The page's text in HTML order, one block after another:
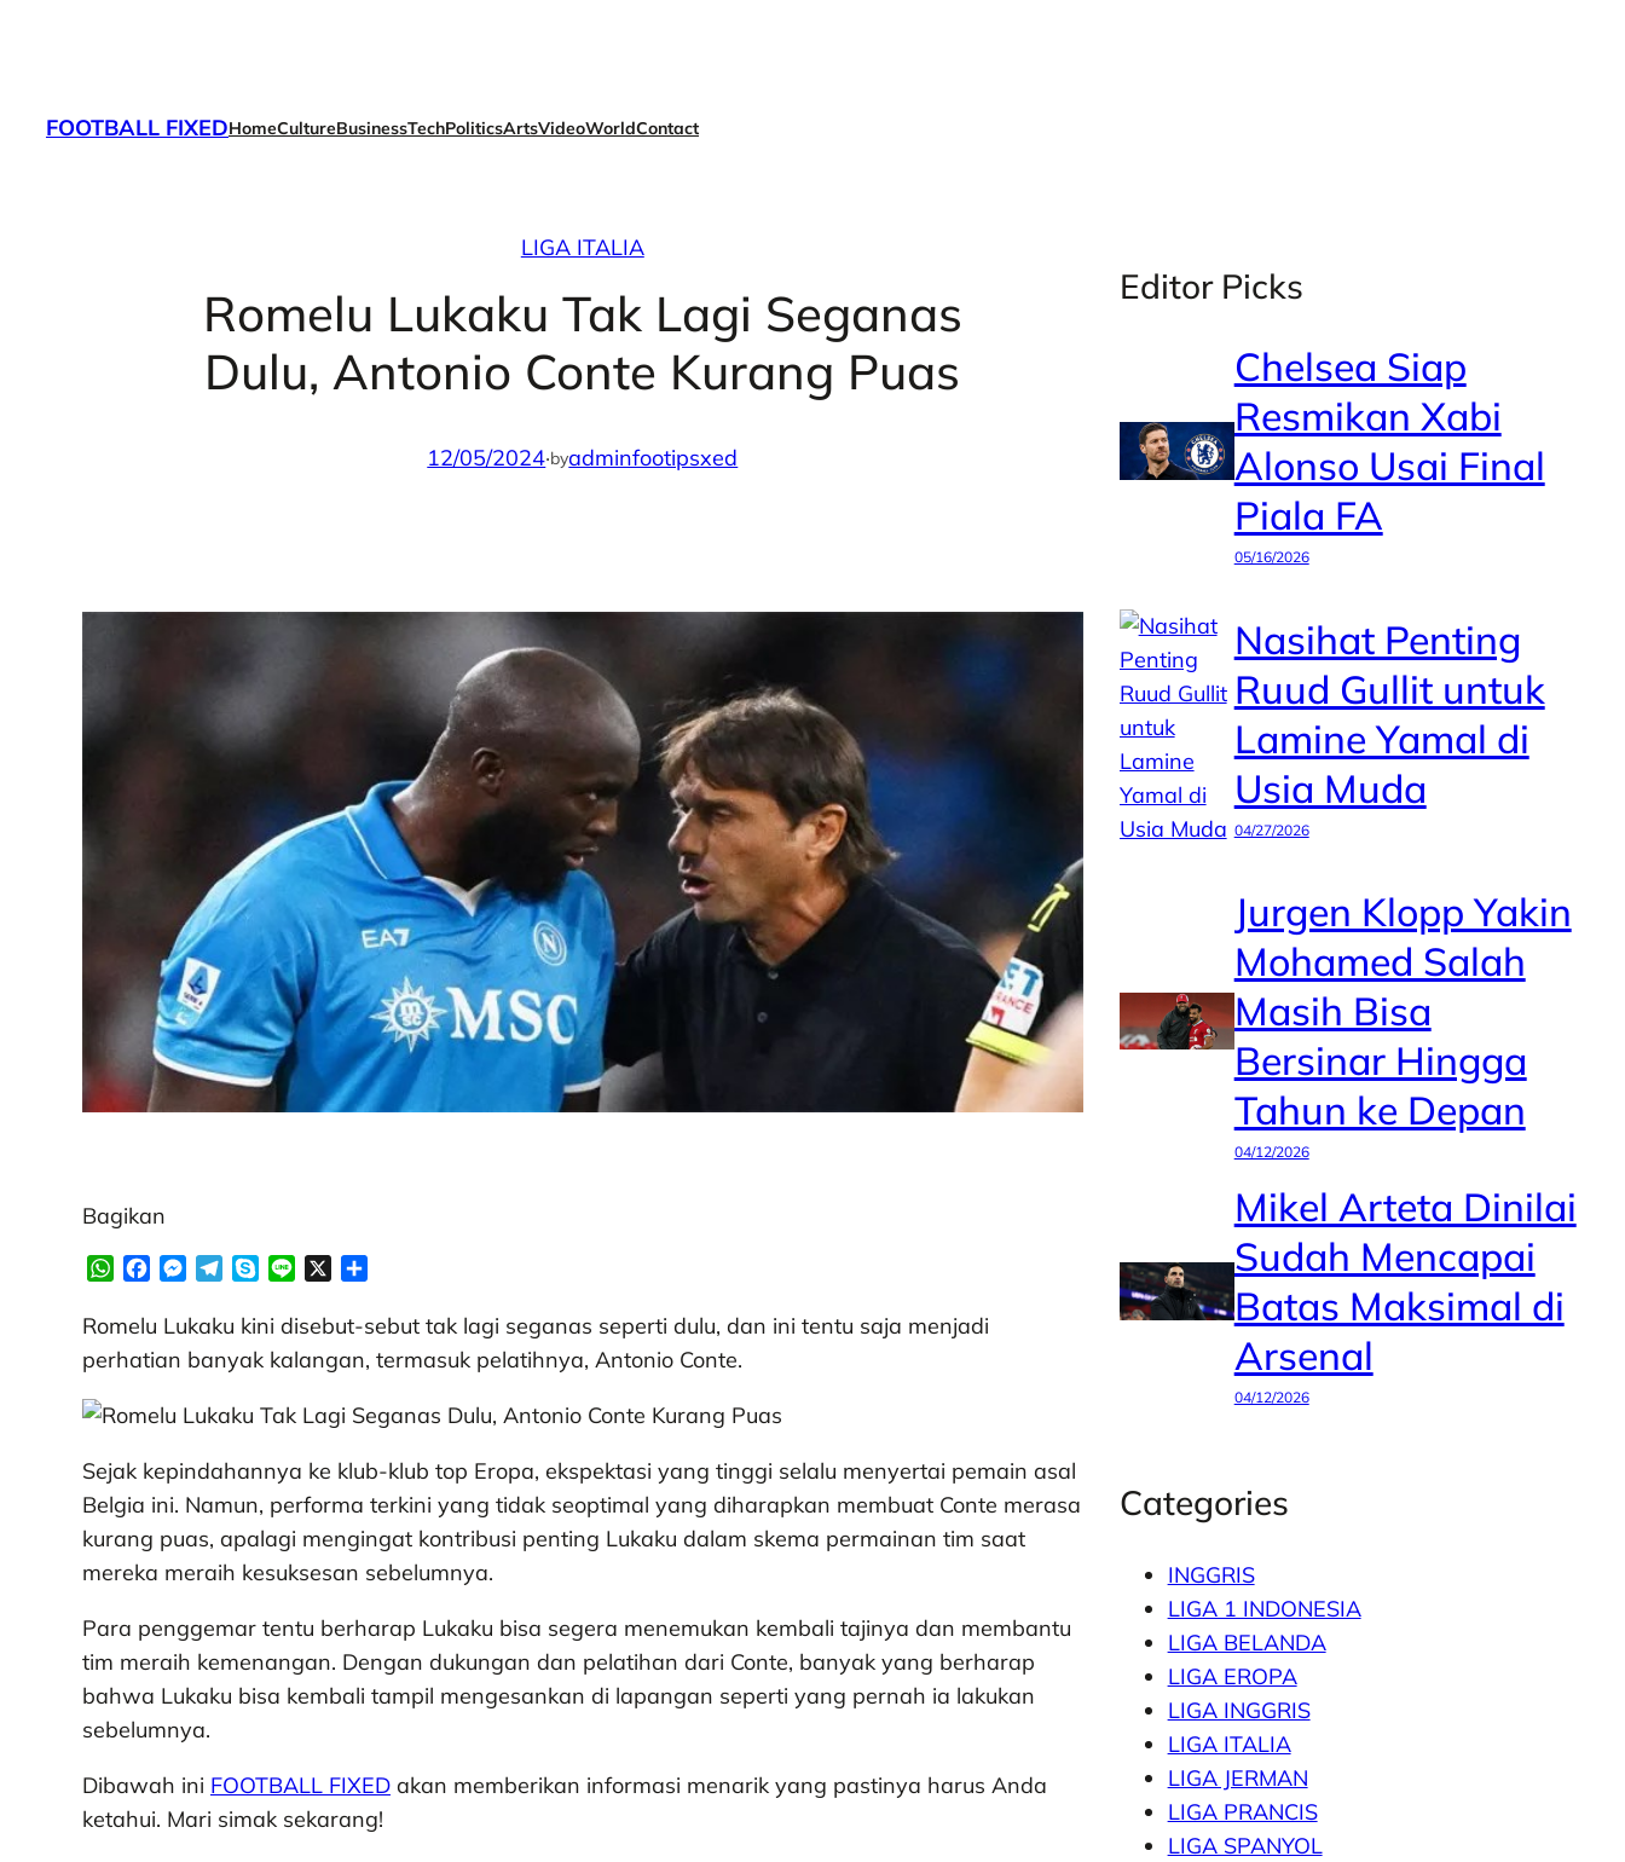
FOOTBALL FIXEDHomeCultureBusinessTechPoliticsArtsVideoWorldContact
LIGA ITALIA
Romelu Lukaku Tak Lagi Seganas
Dulu, Antonio Conte Kurang Puas
12/05/2024·byadminfootipsxed
Bagikan
W
a
t
s
p
c
e
b
o
M
s
s
e
g
r
l
g
a
y
e
n
e
a
e
Romelu Lukaku kini disebut-sebut tak lagi seganas seperti dulu, dan ini tentu saja menjadi
perhatian banyak kalangan, termasuk pelatihnya, Antonio Conte.
Sejak kepindahannya ke klub-klub top Eropa, ekspektasi yang tinggi selalu menyertai pemain asal
Belgia ini. Namun, performa terkini yang tidak seoptimal yang diharapkan membuat Conte merasa
kurang puas, apalagi mengingat kontribusi penting Lukaku dalam skema permainan tim saat
mereka meraih kesuksesan sebelumnya.
Para penggemar tentu berharap Lukaku bisa segera menemukan kembali tajinya dan membantu
tim meraih kemenangan. Dengan dukungan dan pelatihan dari Conte, banyak yang berharap
bahwa Lukaku bisa kembali tampil mengesankan di lapangan seperti yang pernah ia lakukan
sebelumnya.
Dibawah ini FOOTBALL FIXEDakan memberikan informasi menarik yang pastinya harus Anda
ketahui. Mari simak sekarang!
Editor Picks
Chelsea Siap
Resmikan Xabi
Alonso Usai Final
Piala FA
05/16/2026
Nasihat Penting
Ruud Gullit untuk
Lamine Yamal di
Usia Muda
04/27/2026
Jurgen Klopp Yakin
Mohamed Salah
Masih Bisa
Bersinar Hingga
Tahun ke Depan
04/12/2026
Mikel Arteta Dinilai
Sudah Mencapai
Batas Maksimal di
Arsenal
04/12/2026
Categories
INGGRIS
LIGA 1 INDONESIA
LIGA BELANDA
LIGA EROPA
LIGA INGGRIS
LIGA ITALIA
LIGA JERMAN
LIGA PRANCIS
LIGA SPANYOL